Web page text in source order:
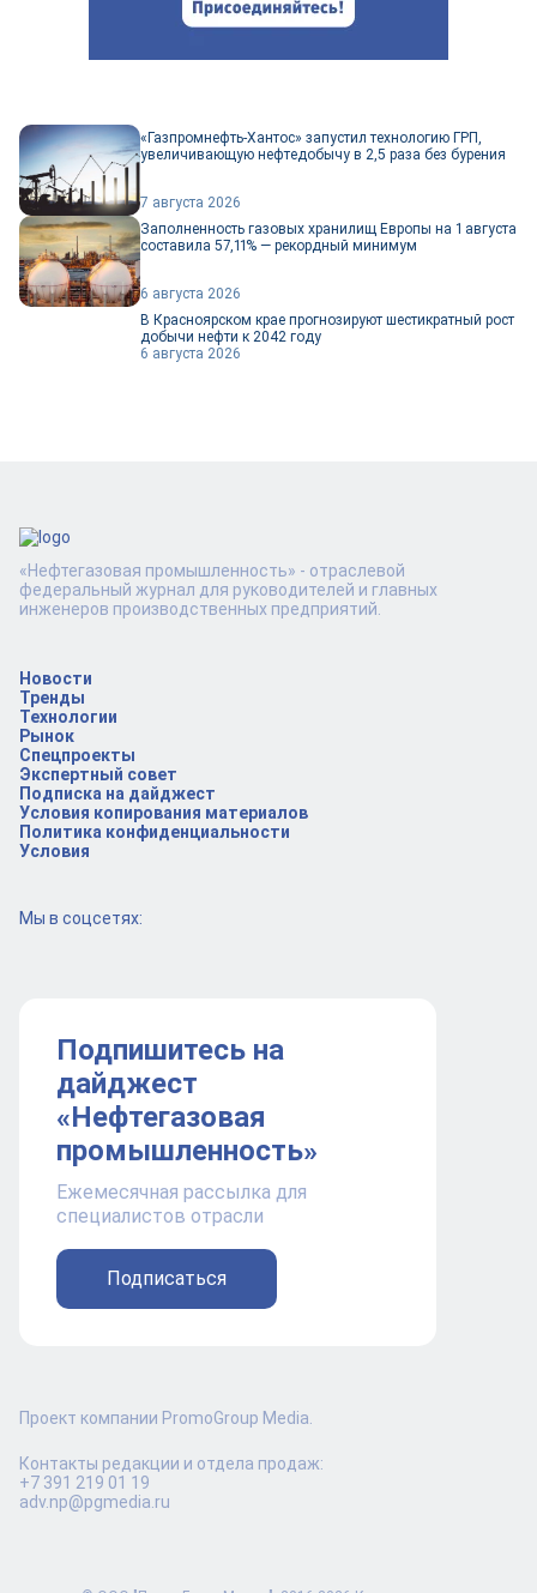
«Газпромнефть-Хантос» запустил технологию ГРП,
увеличивающую нефтедобычу в 2,5 раза без бурения
7 августа 2026
Заполненность газовых хранилищ Европы на 1 августа
составила 57,11% — рекордный минимум
6 августа 2026
В Красноярском крае прогнозируют шестикратный рост
добычи нефти к 2042 году
6 августа 2026
Новости
Тренды
Технологии
Рынок
Спецпроекты
Экспертный совет
Подписка на дайджест
Условия копирования материалов
Политика конфиденциальности
Условия
Мы в соцсетях:
Подпишитесь на
дайджест
«Нефтегазовая
промышленность»
Ежемесячная рассылка для
специалистов отрасли
Подписаться
«Нефтегазовая промышленность» - отраслевой
федеральный журнал для руководителей и главных
инженеров производственных предприятий.
Проект компании PromoGroup Media.
Контакты редакции и отдела продаж:
+7 391 219 01 19
adv.np@pgmedia.ru